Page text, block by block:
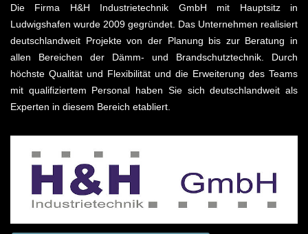
Die Firma H&H Industrietechnik GmbH mit Hauptsitz in
Ludwigshafen wurde 2009 gegründet. Das Unternehmen realisiert
deutschlandweit Projekte von der Planung bis zur Beratung in
allen Bereichen der Dämm- und Brandschutztechnik. Durch
höchste Qualität und Flexibilität und die Erweiterung des Teams
mit qualifiziertem Personal haben Sie sich deutschlandweit als
Experten in diesem Bereich etabliert.